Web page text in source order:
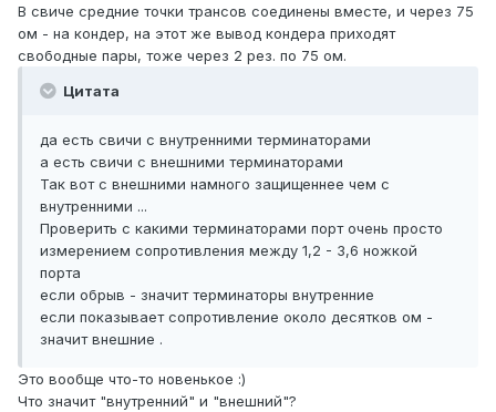
В свиче средние точки трансов соединены вместе, и через 75
ом - на кондер, на этот же вывод кондера приходят
свободные пары, тоже через 2 рез. по 75 ом.
Цитата
да есть свичи с внутренними терминаторами
а есть свичи с внешними терминаторами
Так вот с внешними намного защищеннее чем с
внутренними ...
Проверить с какими терминаторами порт очень просто
измерением сопротивления между 1,2 - 3,6 ножкой
порта
если обрыв - значит терминаторы внутренние
если показывает сопротивление около десятков ом -
значит внешние .
Это вообще что-то новенькое :)
Что значит "внутренний" и "внешний"?